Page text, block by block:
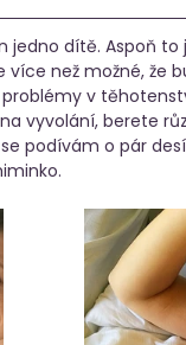
jedno dítě. Aspoň
více než možné,
v
vyvolání, berete
podívám o pár